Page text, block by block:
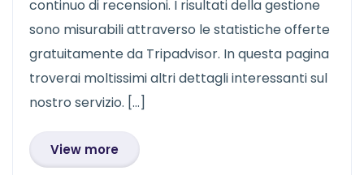
continuo di recensioni. I risultati della gestione
sono misurabili attraverso le statistiche offerte
gratuitamente da Tripadvisor. In questa pagina
troverai moltissimi altri dettagli interessanti sul
nostro servizio. […]
View more